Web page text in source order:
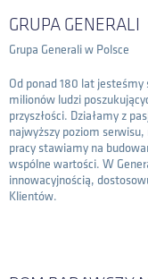
GRUPA GENERALI
Grupa Generali w Polsce
Od ponad 180 lat
milionów ludzi
przyszłości. Działamy z
najwyższy poziom
pracy stawiamy na
wspólne wartości. W
innowacyjnością,
Klientów.